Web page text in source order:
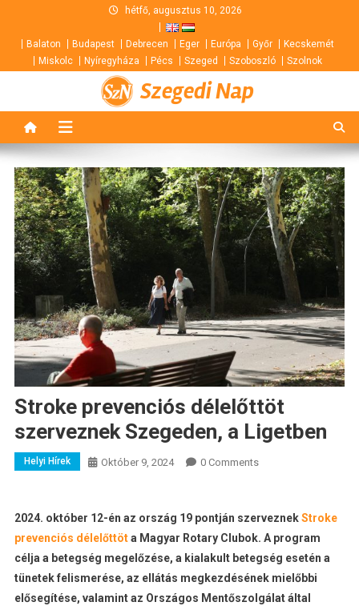
content
hétfő, augusztus 10, 2026
Balaton Budapest Debrecen Eger Európa Győr
Kecskemét
Miskolc
Nyíregyháza Pécs Szeged Szoboszló Szolnok
Szegedi Nap
Stroke prevenciós délelőttöt
szerveznek Szegeden, a Ligetben
Helyi Hírek Október 9, 2024 0 Comments
2024. október 12-én az ország 19 pontján szerveznekStroke
prevenciós délelőttöta Magyar Rotary Clubok. A program
célja a betegség megelőzése, a kialakult betegség esetén a
tünetek felismerése, az ellátás megkezdésének mielőbbi
elősegítése, valamint az Országos Mentőszolgálat által